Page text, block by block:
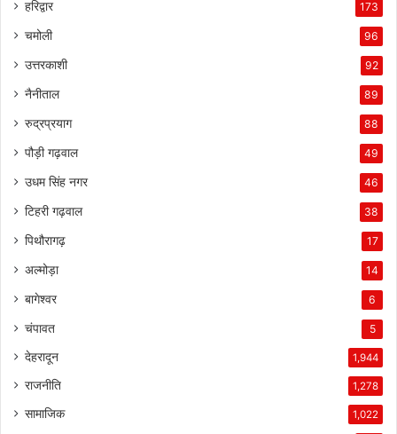
हरिद्वार 173
चमोली 96
उत्तरकाशी 92
नैनीताल 89
रुद्रप्रयाग 88
पौड़ी गढ़वाल 49
उधम सिंह नगर 46
टिहरी गढ़वाल 38
पिथौरागढ़ 17
अल्मोड़ा 14
बागेश्वर 6
चंपावत 5
देहरादून 1,944
राजनीति 1,278
सामाजिक 1,022